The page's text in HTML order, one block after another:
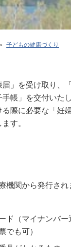
子どもの健康づくり
」を受け取り、
帳」を交付いた
際に必要な「妊
す。
機関から発行され
ド（マイナンバ
でも可）